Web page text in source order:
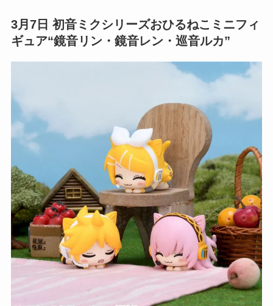
3月7日 初音ミクシリーズおひるねこミニフィ
ギュア“鏡音リン・鏡音レン・巡音ルカ”